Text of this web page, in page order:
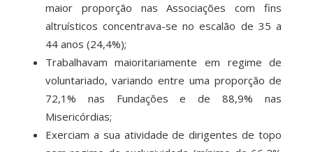
maior proporção nas Associações com fins
altruísticos concentrava-se no escalão de 35 a
44 anos (24,4%);
Trabalhavam maioritariamente em regime de
voluntariado, variando entre uma proporção de
72,1% nas Fundações e de 88,9% nas
Misericórdias;
Exerciam a sua atividade de dirigentes de topo